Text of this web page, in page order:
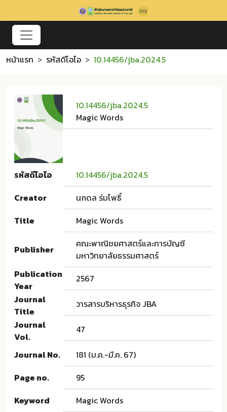
หน้าแรก รหัสดีโอไอ 10.14456/jba.2024.5
10.14456/jba.2024.5
Magic Words
รหัสดีโอไอ
10.14456/jba.2024.5
Creator
นภดล ร่มโพธิ์
Title
Magic Words
Publisher
คณะพาณิชยศาสตร์และการบัญชี
มหาวิทยาลัยธรรมศาสตร์
Publication
Year
2567
Journal
Title
วารสารบริหารธุรกิจ JBA
Journal
Vol.
47
Journal No.
181 (ม.ค.-มี.ค. 67)
Page no.
95
Keyword
Magic Words